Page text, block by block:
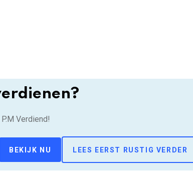
Verdiend!
BEKIJK NU LEES EERST RUSTIG VERDER